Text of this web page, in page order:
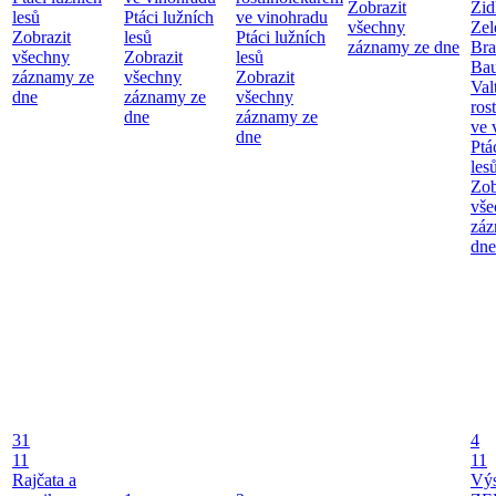
lesů
Zobrazit
všechny
záznamy ze
dne
Ptáci lužních
lesů
Zobrazit
všechny
záznamy ze
dne
ve vinohradu
Ptáci lužních
lesů
Zobrazit
všechny
záznamy ze
dne
Zobrazit
všechny
záznamy ze dne
ve
dne
31
11
Rajčata a
4
11